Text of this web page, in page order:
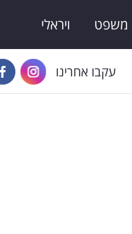
משפט ויראלי
עקבו אחרינו